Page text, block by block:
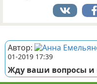
Автор:
01-2019 17:39
Жду ваши вопросы и